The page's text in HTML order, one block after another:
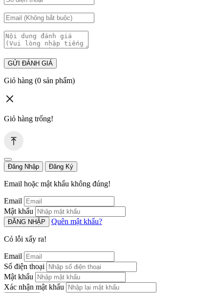
GỬI ĐÁNH GIÁ
Giỏ hàng (0 sản phẩm)
Giỏ hàng trống!
Đăng Nhập Đăng Ký
Email hoặc mật khẩu không đúng!
Email
Mật khẩu
ĐĂNG NHẬP Quên mật khẩu?
Có lỗi xẩy ra!
Email
Số điện thoại
Mật khẩu
Xác nhận mật khẩu